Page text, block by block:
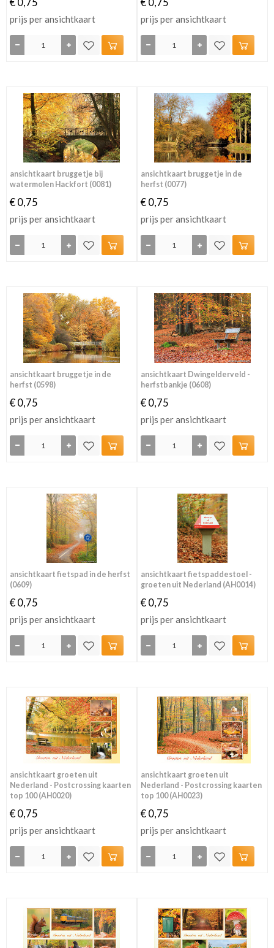
prijs per ansichtkaart prijs per ansichtkaart
ansichtkaart bruggetje bij
watermolen Hackfort (0081)
€ 0,75
prijs per ansichtkaart
ansichtkaart bruggetje in de
herfst (0077)
€ 0,75
prijs per ansichtkaart
ansichtkaart bruggetje in de
herfst (0598)
€ 0,75
prijs per ansichtkaart
ansichtkaart Dwingelderveld -
herfstbankje (0608)
€ 0,75
prijs per ansichtkaart
ansichtkaart fietspad in de herfst
(0609)
€ 0,75
prijs per ansichtkaart
ansichtkaart fietspaddestoel -
groeten uit Nederland (AH0014)
€ 0,75
prijs per ansichtkaart
ansichtkaart groeten uit
Nederland - Postcrossing kaarten
top 100 (AH0020)
€ 0,75
prijs per ansichtkaart
ansichtkaart groeten uit
Nederland - Postcrossing kaarten
top 100 (AH0023)
€ 0,75
prijs per ansichtkaart